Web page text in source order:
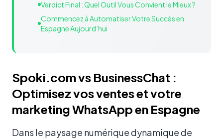
Verdict Final : Quel Outil Vous Convient le Mieux ?
Commencez à Automatiser Votre Succès en
Espagne Aujourd’hui
Spoki.com vs BusinessChat :
Optimisez vos ventes et votre
marketing WhatsApp en Espagne
Dans le paysage numérique dynamique de